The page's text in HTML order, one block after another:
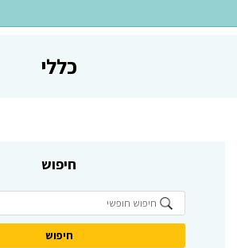
כללי
חיפוש